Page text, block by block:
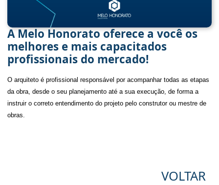
A Melo Honorato oferece a você os
melhores e mais capacitados
profissionais do mercado!
O arquiteto é profissional responsável por acompanhar todas as etapas
da obra, desde o seu planejamento até a sua execução, de forma a
instruir o correto entendimento do projeto pelo construtor ou mestre de
obras.
VOLTAR